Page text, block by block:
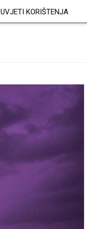
UVJETI KORIŠTENJA